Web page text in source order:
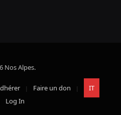
Nos Alpes.
Faire un don
IT
Log In